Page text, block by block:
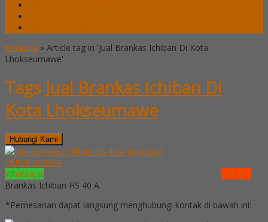
Beranda » Article tag in 'Jual Brankas Ichiban Di Kota
Lhokseumawe'
Tags Jual Brankas Ichiban Di
Kota Lhokseumawe
Hubungi Kami
QUICK ORDER
Whatsapp
via SMS
Brankas Ichiban HS 40 A
*Pemesanan dapat langsung menghubungi kontak di bawah ini: